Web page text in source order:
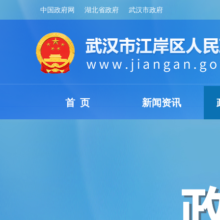
中国政府网 湖北省政府 武汉市政府
首 页 新闻资讯